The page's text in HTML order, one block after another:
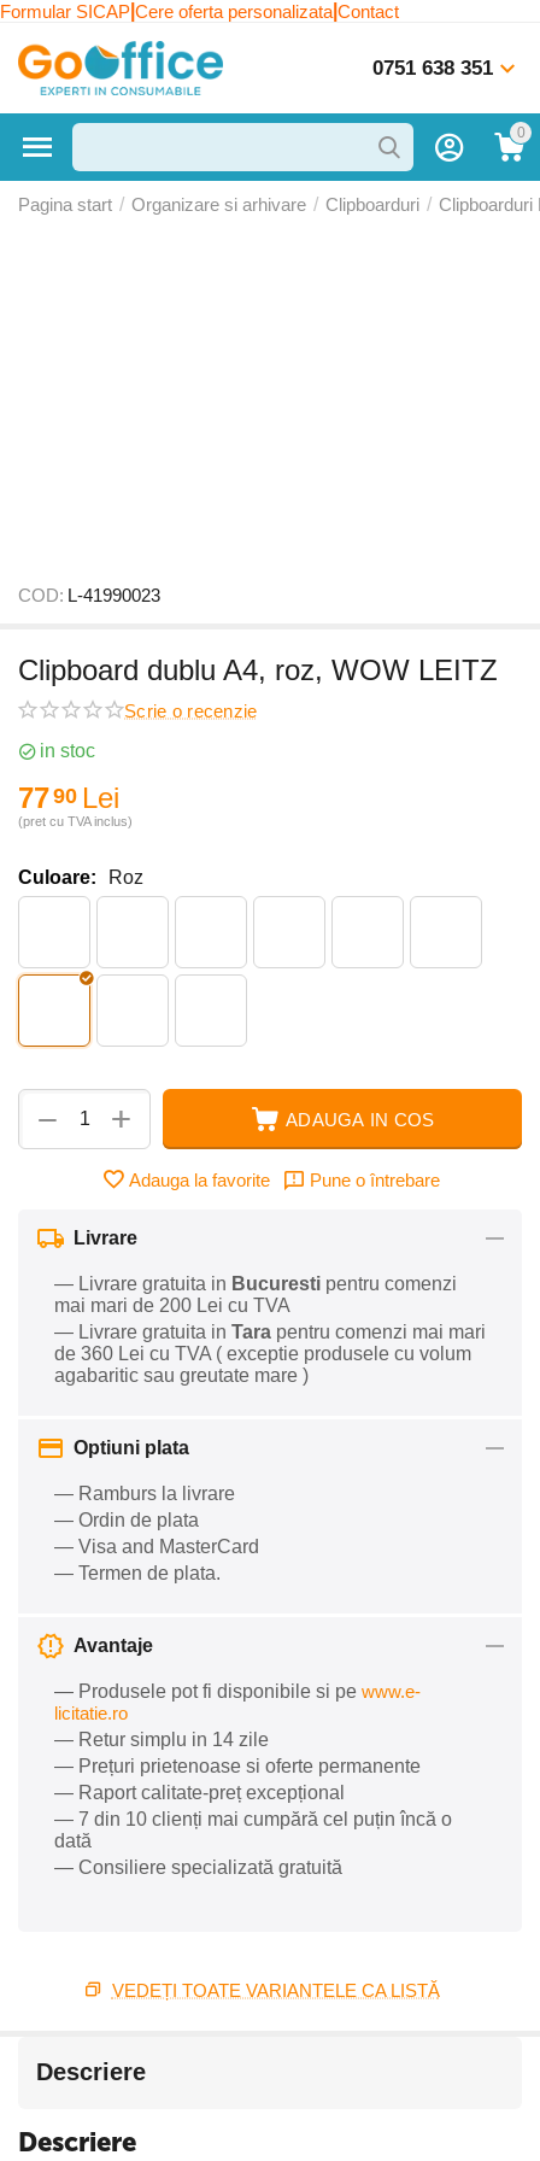
Formular SICAP Cere oferta personalizata Contact
0751 638 351
0
Pagina start / Organizare si arhivare / Clipboarduri / Clipboarduri
COD: L-41990023
Clipboard dublu A4, roz, WOW LEITZ
Scrie o recenzie
in stoc
7790 Lei
(pret cu TVA inclus)
Culoare: Roz
+
− ADAUGA IN COS
Adauga la favorite Pune o întrebare
Livrare
— Livrare gratuita in Bucuresti pentru comenzi
mai mari de 200 Lei cu TVA
— Livrare gratuita in Tara pentru comenzi mai mari
de 360 Lei cu TVA ( exceptie produsele cu volum
agabaritic sau greutate mare )
Optiuni plata
— Ramburs la livrare
— Ordin de plata
— Visa and MasterCard
— Termen de plata.
Avantaje
— Produsele pot fi disponibile si pe www.e-
licitatie.ro
— Retur simplu in 14 zile
— Prețuri prietenoase si oferte permanente
— Raport calitate-preț excepțional
— 7 din 10 clienți mai cumpără cel puțin încă o
dată
— Consiliere specializată gratuită
VEDEȚI TOATE VARIANTELE CA LISTĂ
Descriere
Descriere